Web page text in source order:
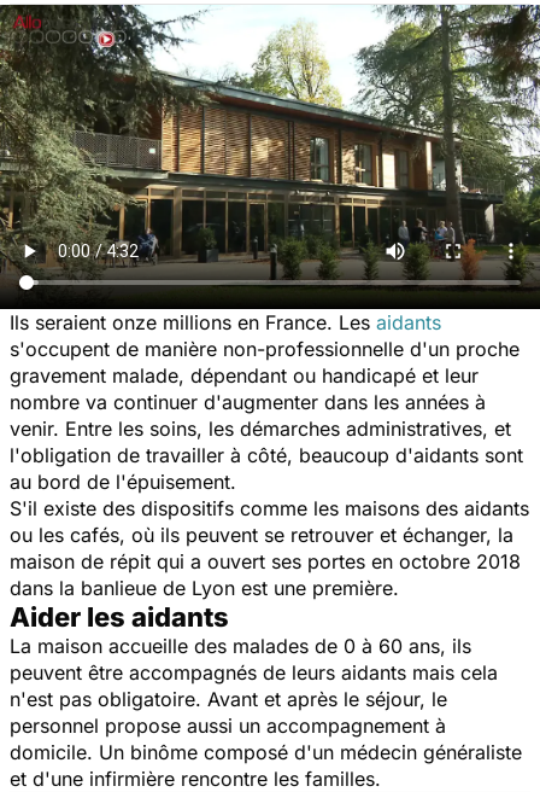
Ils seraient onze millions en France. Les aidants
s'occupent de manière non-professionnelle d'un proche
gravement malade, dépendant ou handicapé et leur
nombre va continuer d'augmenter dans les années à
venir. Entre les soins, les démarches administratives, et
l'obligation de travailler à côté, beaucoup d'aidants sont
au bord de l'épuisement.
S'il existe des dispositifs comme les maisons des aidants
ou les cafés, où ils peuvent se retrouver et échanger, la
maison de répit qui a ouvert ses portes en octobre 2018
dans la banlieue de Lyon est une première.
Aider les aidants
La maison accueille des malades de 0 à 60 ans, ils
peuvent être accompagnés de leurs aidants mais cela
n'est pas obligatoire. Avant et après le séjour, le
personnel propose aussi un accompagnement à
domicile. Un binôme composé d'un médecin généraliste
et d'une infirmière rencontre les familles.